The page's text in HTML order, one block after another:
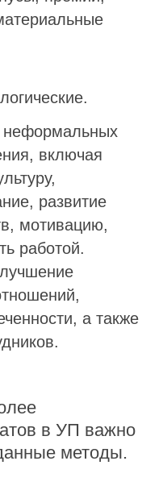
неформальных
включая
развитие
мотивацию,
работой.
а также
в УП важно
методы.